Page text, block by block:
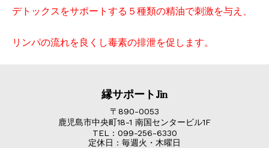
デトックスをサポートする５種類の精油で刺激を与え、
リンパの流れを良くし毒素の排泄を促します。
縁サポートJin
〒890-0053
鹿児島市中央町18-1 南国センタービル1F
TEL : 099-256-6330
定休日 : 毎週火・木曜日